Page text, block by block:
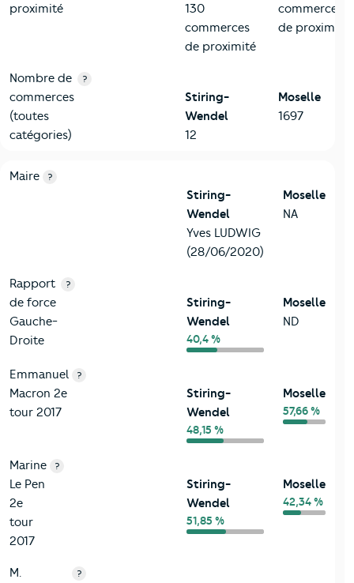
proximité
130
commerces
de proximité
commerces
de proximité
Nombre de
commerces
(toutes
catégories)
?
Stiring-
Wendel
12
Moselle
1697
6-Politique
Critères
Maire ?
Stiring-
Wendel
Yves LUDWIG
(28/06/2020)
Moselle
NA
Rapport
de force
Gauche-
Droite
?
Stiring-
Wendel
40,4 %
Moselle
ND
Emmanuel
Macron 2e
tour 2017
?
Stiring-
Wendel
48,15 %
Moselle
57,66 %
Marine
Le Pen
2e
tour
2017
?
Stiring-
Wendel
51,85 %
Moselle
42,34 %
M.
?